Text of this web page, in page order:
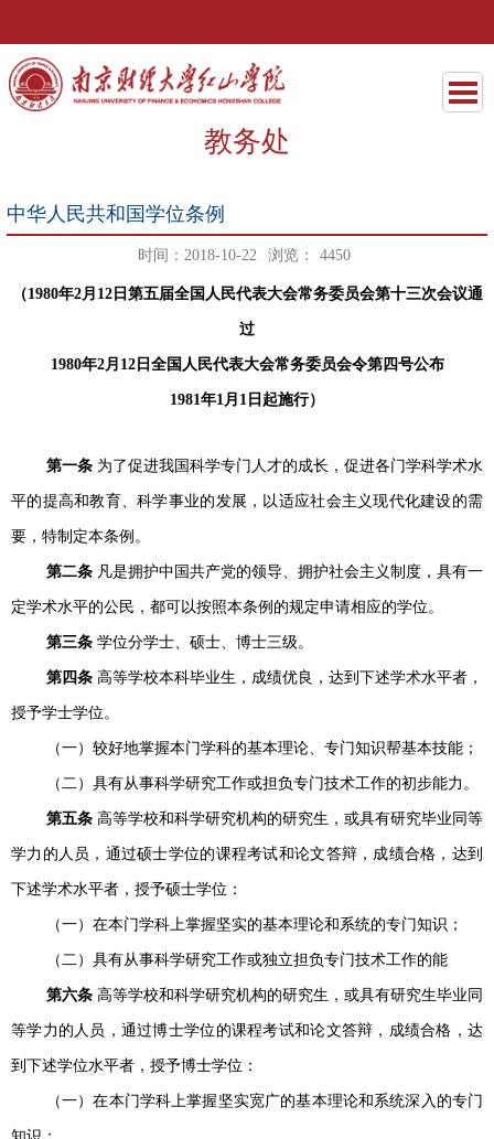
教务处
中华人民共和国学位条例
时间：2018-10-22 浏览： 4450
（1980年2月 12日第五届全国人民代表大会常务委员会第十三次会议通
过
1980年2月 12日全国人民代表大会常务委员会令第四号公布
1981年1月 1 日起施行）
第一条 为了促进我国科学专门人才的成长，促进各门学科学术水
平的提高和教育、科学事业的发展，以适应社会主义现代化建设的需
要，特制定本条例。
第二条 凡是拥护中国共产党的领导、拥护社会主义制度，具有一
定学术水平的公民，都可以按照本条例的规定申请相应的学位。
第三条 学位分学士、硕士、博士三级。
第四条 高等学校本科毕业生，成绩优良，达到下述学术水平者，
授予学士学位。
（一）较好地掌握本门学科的基本理论、专门知识帮基本技能；
（二）具有从事科学研究工作或担负专门技术工作的初步能力。
第五条 高等学校和科学研究机构的研究生，或具有研究毕业同等
学力的人员，通过硕士学位的课程考试和论文答辩，成绩合格，达到
下述学术水平者，授予硕士学位：
（一）在本门学科上掌握坚实的基本理论和系统的专门知识；
（二）具有从事科学研究工作或独立担负专门技术工作的能
第六条 高等学校和科学研究机构的研究生，或具有研究生毕业同
等学力的人员，通过博士学位的课程考试和论文答辩，成绩合格，达
到下述学位水平者，授予博士学位：
（一）在本门学科上掌握坚实宽广的基本理论和系统深入的专门